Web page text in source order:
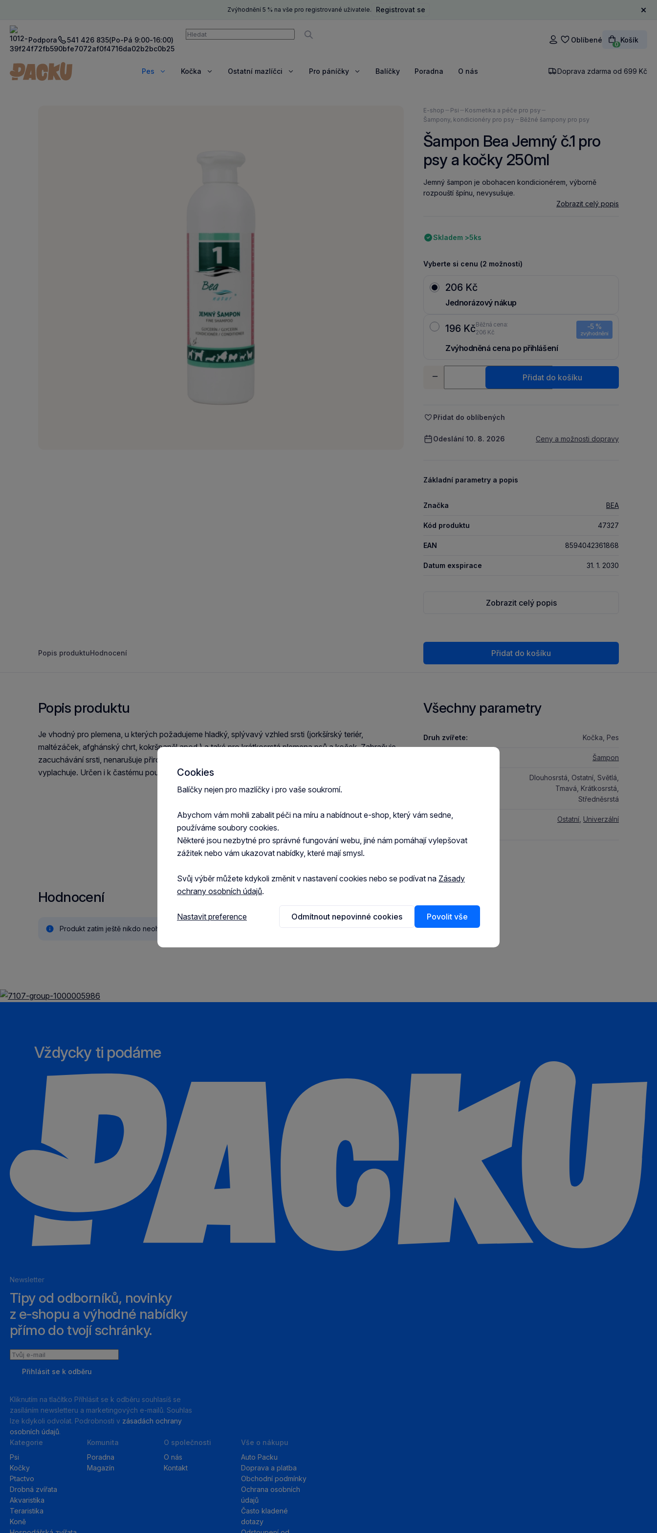
Zvýhodnění 5 % na vše pro registrované uživatele. Registrovat se
Podpora 541 426 835(Po-Pá 9:00-16:00)
Vyhledávání
Vyhledávat Přihlášení
Oblíbené
0
Košík
Pes
ZobrazitKočka
ZobrazitOstatní mazlíčci
ZobrazitPro páníčky
ZobrazitBalíčky Poradna O nás Doprava zdarma od 699 Kč
Nacházíte
se
E-shop Psi
Kosmetika a péče pro psy
Šampony, kondicionéry pro psy
Běžné šampony pro psy
Šampon Bea Jemný č.1 pro
psy a kočky 250ml
Jemný šampon je obohacen kondicionérem, výborně
rozpouští špínu, nevysušuje.
Zobrazit celý popis
Skladem >5ks
Vyberte si cenu (2 možnosti)
206 Kč
Jednorázový nákup
196 KčBěžná cena:
206 Kč
-5 %
zvýhodnění
Zvýhodněná cena po přihlášení
-
+
Přidat do košíku
Přidat do oblíbených
Odeslání 10. 8. 2026 Ceny a možnosti dopravy
Základní parametry a popis
Značka BEA
Kód produktu 47327
EAN 8594042361868
Datum exspirace 31. 1. 2030
Zobrazit celý popis
Popis produktuHodnocení Přidat do košíku
Popis produktu
Je vhodný pro plemena, u kterých požadujeme hladký, splývavý vzhled srsti (jorkšírský teriér,
maltézáček, afghánský chrt, kokršpaněl apod.) a také pro krátkosrstá plemena psů a koček. Zabraňuje
zacuchávání srsti, nenarušuje přirozenou tukovou vrstvu kůže, oživuje barvu srsti a dobře se
vyplachuje. Určen i k častému použití. Neobsahuje alkohol ani silikon.
Všechny parametry
Druh zvířete: Kočka, Pes
Šampon
Dlouhosrstá, Ostatní, Světlá,
Tmavá, Krátkosrstá,
Středněsrstá
Specifické určení
Ostatní Univerzální
Hodnocení
Produkt zatím ještě nikdo neohodnotil.
Vždycky ti podáme
Newsletter
Tipy od odborníků, novinky
z e‑shopu a výhodné nabídky
přímo do tvojí schránky.
Tvůj
Přihlásit se k odběru
Kliknutím na tlačítko Příhlásit se k odběru souhlasíš se
zasíláním newsletteru a marketingových e-mailů. Souhlas
lze kdykoli odvolat. Podrobnosti v zásadách ochrany
osobních údajů.
Kategorie
Psi
Kočky
Ptactvo
Drobná zvířata
Akvaristika
Teraristika
Koně
Komunita
Poradna
Magazín
O společnosti
O nás
Kontakt
Vše o nákupu
Auto Packu
Doprava a platba
Obchodní podmínky
Ochrana osobních
údajů
Často kladené
dotazy
Cookies
Balíčky nejen pro mazlíčky i pro vaše soukromí.
Abychom vám mohli zabalit péči na míru a nabídnout e-shop, který vám sedne,
používáme soubory cookies.
Některé jsou nezbytné pro správné fungování webu, jiné nám pomáhají vylepšovat
zážitek nebo vám ukazovat nabídky, které mají smysl.
Svůj výběr můžete kdykoli změnit v nastavení cookies nebo se podívat na Zásady
ochrany osobních údajů.
Nastavit preference Odmítnout nepovinné cookies Povolit vše